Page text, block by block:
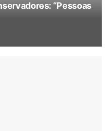
“Pessoas